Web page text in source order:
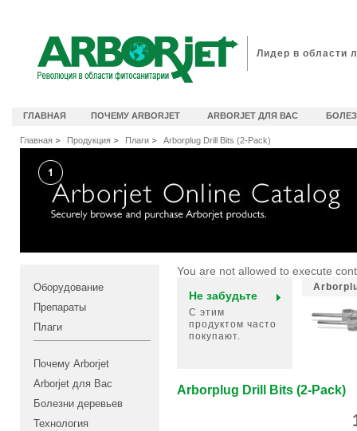
Лидер в области
Arborjet
Главная Продукция Плаги Arborplug Drill Bits (2-Pack)
Оборудование
Препараты
Плаги
Почему Arborjet
Arborjet для Вас
Болезни деревьев
Технология
You are not allowed to execute
Не забудьте
С этим
продуктом часто
покупают.
Arborplug Drill Bits (2-Pack)
ГЛАВНАЯ ПОЧЕМУ ARBORJET ARBORJET ДЛЯ ВАС